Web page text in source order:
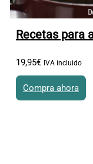
Recetas para
19,95€ IVA incluido
Compra ahora